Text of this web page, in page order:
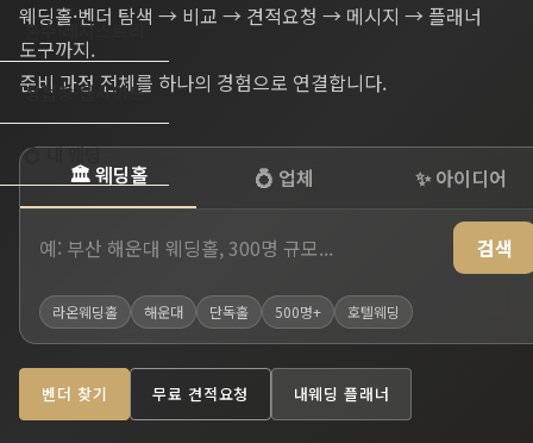
혼수·레지스트리
청첩장·웹사이트
💍 내 웨딩
웨딩홀·벤더 탐색 → 비교 → 견적요청 → 메시지 → 플래너
도구까지.
준비 과정 전체를 하나의 경험으로 연결합니다.
🏛️ 웨딩홀 💍 업체 ✨ 아이디어
검색
라온웨딩홀 해운대 단독홀 500명+ 호텔웨딩
벤더 찾기 무료 견적요청 내웨딩 플래너